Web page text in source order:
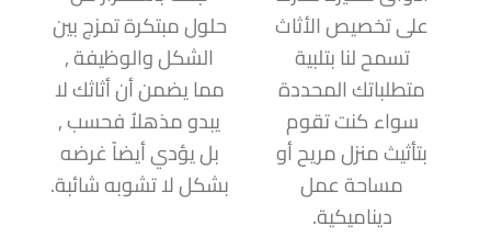
على تخصيص الأثاث
تسمح لنا بتلبية
متطلباتك المحددة
سواء كنت تقوم
بتأثيث منزل مريح أو
مساحة عمل
ديناميكية.
حلول مبتكرة تمزج بين
الشكل والوظيفة ,
مما يضمن أن أثاثك لا
يبدو مذهلاُ فحسب ,
بل يؤدي أيضاً غرضه
بشكل لا تشوبه شائبة.